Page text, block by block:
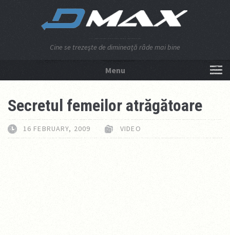
Cine se trezeşte de dimineaţă râde mai bine
Menu
Secretul femeilor atrăgătoare
16 FEBRUARY, 2009 VIDEO